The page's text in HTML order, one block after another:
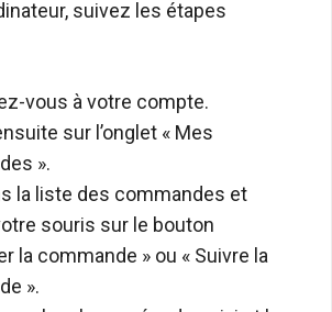
suivez les étapes
vous à votre compte.
sur l’onglet « Mes
».
la liste des commandes et
souris sur le bouton
la commande » ou « Suivre la
».